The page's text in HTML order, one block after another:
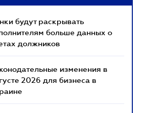
будут раскрывать
больше данных о
должников
изменения в
2026 для бизнеса в